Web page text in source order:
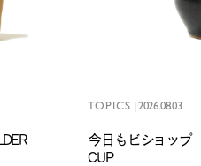
TOPICS | 2026.08.03
今日もビショッ
CUP